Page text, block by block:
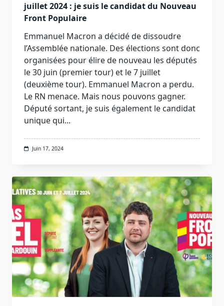
juillet 2024 : je suis le candidat du Nouveau
Front Populaire
Emmanuel Macron a décidé de dissoudre
l’Assemblée nationale. Des élections sont donc
organisées pour élire de nouveau les députés
le 30 juin (premier tour) et le 7 juillet
(deuxième tour). Emmanuel Macron a perdu.
Le RN menace. Mais nous pouvons gagner.
Député sortant, je suis également le candidat
unique qui...
Juin 17, 2024